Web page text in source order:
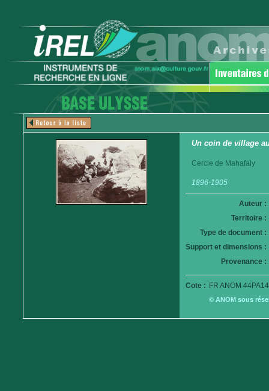
Un coin de village
Cercle de Mahafaly
1896-1905
Auteur :
Territoire :
Type de document :
Support et dimensions :
Provenance :
Cote : FR ANOM
© ANOM sous